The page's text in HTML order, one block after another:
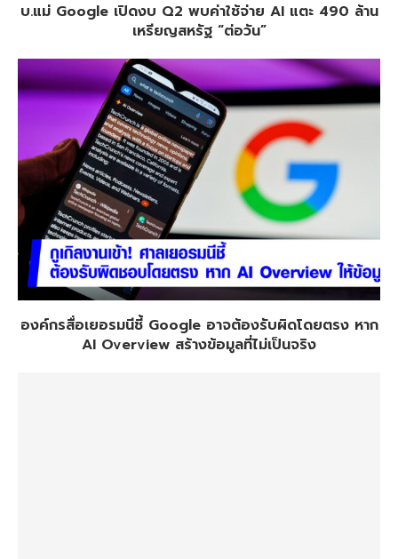
บ.แม่ Google เปิดงบ Q2 พบค่าใช้จ่าย AI แตะ 490 ล้าน
เหรียญสหรัฐ “ต่อวัน”
องค์กรสื่อเยอรมนีชี้ Google อาจต้องรับผิดโดยตรง หาก
AI Overview สร้างข้อมูลที่ไม่เป็นจริง